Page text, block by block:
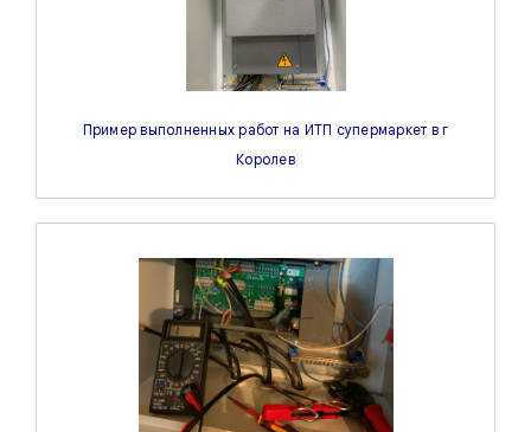
Пример выполненных работ на ИТП супермаркет в г
Королев